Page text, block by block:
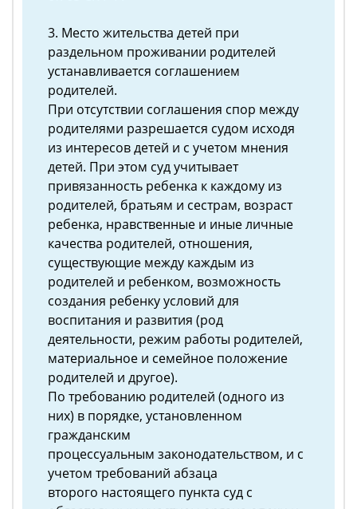
3. Место жительства детей при
раздельном проживании родителей
устанавливается соглашением
родителей.
При отсутствии соглашения спор между
родителями разрешается судом исходя
из интересов детей и с учетом мнения
детей. При этом суд учитывает
привязанность ребенка к каждому из
родителей, братьям и сестрам, возраст
ребенка, нравственные и иные личные
качества родителей, отношения,
существующие между каждым из
родителей и ребенком, возможность
создания ребенку условий для
воспитания и развития (род
деятельности, режим работы родителей,
материальное и семейное положение
родителей и другое).
По требованию родителей (одного из
них) в порядке, установленном
гражданским
процессуальным законодательством, и с
учетом требований абзаца
второго настоящего пункта суд с